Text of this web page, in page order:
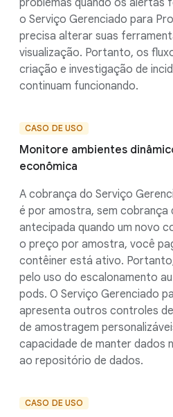
problemas quando os alertas
o Serviço Gerenciado para
precisa alterar suas
visualização. Portanto, os
criação e investigação de
continuam funcionando.
CASO DE USO
Monitore ambientes
econômica
A cobrança do Serviço
é por amostra, sem cobrança
antecipada quando um novo
o preço por amostra, você
contêiner está ativo.
pelo uso do escalonamento
pods. O Serviço Gerenciado
apresenta outros controles
de amostragem
capacidade de manter dados
ao repositório de dados.
CASO DE USO